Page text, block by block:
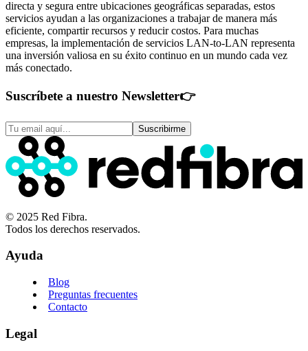
directa y segura entre ubicaciones geográficas separadas, estos
servicios ayudan a las organizaciones a trabajar de manera más
eficiente, compartir recursos y reducir costos. Para muchas
empresas, la implementación de servicios LAN-to-LAN representa
una inversión valiosa en su éxito continuo en un mundo cada vez
más conectado.
Suscríbete a nuestro Newsletter👉
Suscribirme
© 2025 Red Fibra.
Todos los derechos reservados.
Ayuda
Blog
Preguntas frecuentes
Contacto
Legal